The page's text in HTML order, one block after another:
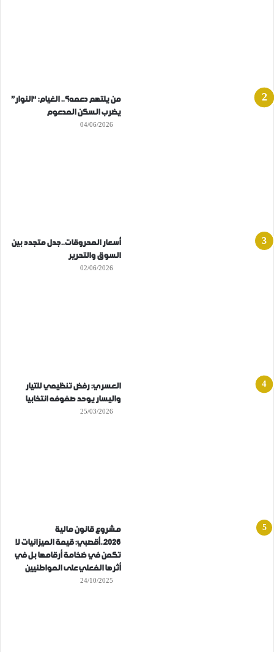
من يلتهم دعمه؟.. الغيام: “النوار”
يضرب السكن المدعوم
04/06/2026
أسعار المحروقات..جدل متجدد بين
السوق والتحرير
02/06/2026
العسري: رفض تنظيمي للتيار
واليسار يوحد صفوفه انتخابيا
25/03/2026
مشروع قانون مالية
2026..أقصبي: قيمة الميزانيات لا
تكمن في ضخامة أرقامها بل في
أثرها الفعلي على المواطنيين
24/10/2025